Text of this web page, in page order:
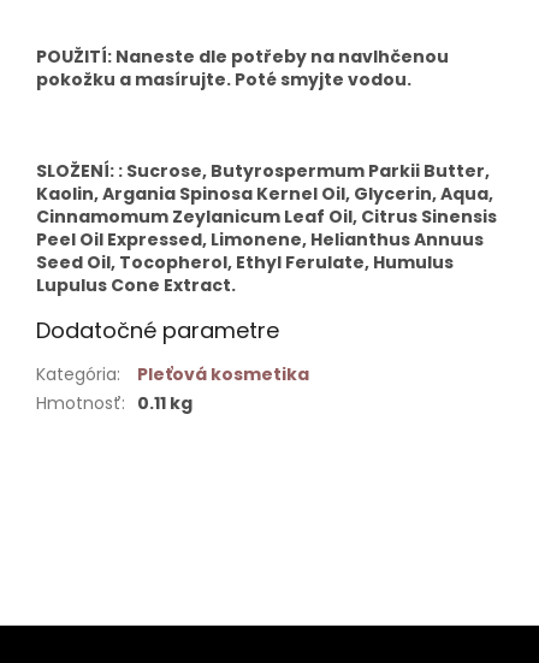
POUŽITÍ: Naneste dle potřeby na navlhčenou
pokožku a masírujte. Poté smyjte vodou.
SLOŽENÍ: : Sucrose, Butyrospermum Parkii Butter,
Kaolin, Argania Spinosa Kernel Oil, Glycerin, Aqua,
Cinnamomum Zeylanicum Leaf Oil, Citrus Sinensis
Peel Oil Expressed, Limonene, Helianthus Annuus
Seed Oil, Tocopherol, Ethyl Ferulate, Humulus
Lupulus Cone Extract.
Dodatočné parametre
Kategória:
Pleťová kosmetika
Hmotnosť: 0.11 kg
Z